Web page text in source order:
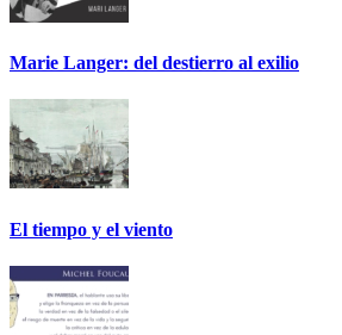
Marie Langer: del destierro al exilio
El tiempo y el viento